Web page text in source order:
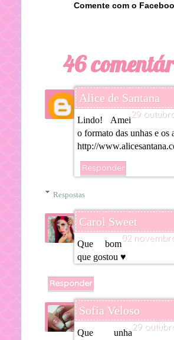
Comente com o
46
Alice de Santana
29
Lindo! Amei
o formato das unhas e os
http://
Responder
Respostas
Carol Sweet
02
Que bom
que gostou ♥
Responder
Sofia Veloso
29
Que unha